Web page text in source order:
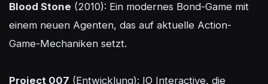
Blood Stone (2010): Ein modernes Bond-Game mit
einem neuen Agenten, das auf aktuelle Action-
Game-Mechaniken setzt.
Project 007 (Entwicklung): IO Interactive, die